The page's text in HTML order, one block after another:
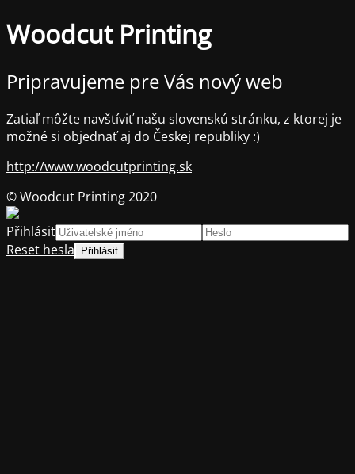
Woodcut Printing
Pripravujeme pre Vás nový web
Zatiaľ môžte navštíviť našu slovenskú stránku, z ktorej je
možné si objednať aj do Českej republiky :)
http://www.woodcutprinting.sk
© Woodcut Printing 2020
Přihlásit
Reset hesla